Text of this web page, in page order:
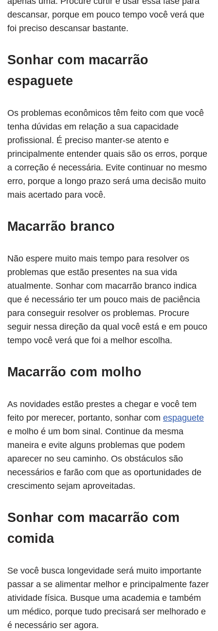
descansar, porque em pouco tempo você verá que
foi preciso descansar bastante.
Sonhar com macarrão
espaguete
Os problemas econômicos têm feito com que você
tenha dúvidas em relação a sua capacidade
profissional. É preciso manter-se atento e
principalmente entender quais são os erros, porque
a correção é necessária. Evite continuar no mesmo
erro, porque a longo prazo será uma decisão muito
mais acertado para você.
Macarrão branco
Não espere muito mais tempo para resolver os
problemas que estão presentes na sua vida
atualmente. Sonhar com macarrão branco indica
que é necessário ter um pouco mais de paciência
para conseguir resolver os problemas. Procure
seguir nessa direção da qual você está e em pouco
tempo você verá que foi a melhor escolha.
Macarrão com molho
As novidades estão prestes a chegar e você tem
feito por merecer, portanto, sonhar com espaguete
e molho é um bom sinal. Continue da mesma
maneira e evite alguns problemas que podem
aparecer no seu caminho. Os obstáculos são
necessários e farão com que as oportunidades de
crescimento sejam aproveitadas.
Sonhar com macarrão com
comida
Se você busca longevidade será muito importante
passar a se alimentar melhor e principalmente fazer
atividade física. Busque uma academia e também
um médico, porque tudo precisará ser melhorado e
é necessário ser agora.